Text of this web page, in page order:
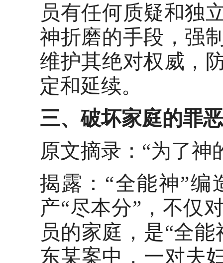
员有任何质疑和独
神折磨的手段，强
维护其绝对权威，
定和延续。
三、破坏家庭的罪
原文摘录： “为了神
揭露： “全能神”编
产“尽本分”，不仅
员的家庭，是“全
东某案中，一对夫